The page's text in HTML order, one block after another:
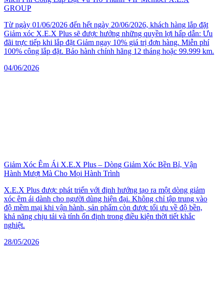
GROUP
Từ ngày 01/06/2026 đến hết ngày 20/06/2026, khách hàng lắp đặt
Giảm xóc X.E.X Plus sẽ được hưởng những quyền lợi hấp dẫn: Ưu
đãi trực tiếp khi lắp đặt Giảm ngay 10% giá trị đơn hàng. Miễn phí
100% công lắp đặt. Bảo hành chính hãng 12 tháng hoặc 99.999 km.
04/06/2026
Giảm Xóc Êm Ái X.E.X Plus – Dòng Giảm Xóc Bền Bỉ, Vận
Hành Mượt Mà Cho Mọi Hành Trình
X.E.X Plus được phát triển với định hướng tạo ra một dòng giảm
xóc êm ái dành cho người dùng hiện đại. Không chỉ tập trung vào
độ mềm mại khi vận hành, sản phẩm còn được tối ưu về độ bền,
khả năng chịu tải và tính ổn định trong điều kiện thời tiết khắc
nghiệt.
28/05/2026